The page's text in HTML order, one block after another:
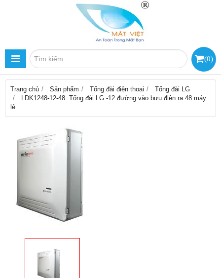
(0)
Trang chủ Sản phẩm Tổng đài điện thoại
Tổng đài LG
LDK1248-12-48: Tổng đài LG -12 đường vào bưu điện ra 48 máy
lẻ